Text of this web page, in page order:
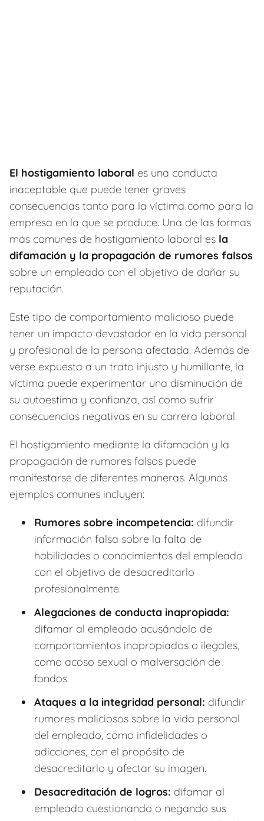
El hostigamiento laboral es una conducta
inaceptable que puede tener graves
consecuencias tanto para la víctima como para la
empresa en la que se produce. Una de las formas
más comunes de hostigamiento laboral es la
difamación y la propagación de rumores falsos
sobre un empleado con el objetivo de dañar su
reputación.
Este tipo de comportamiento malicioso puede
tener un impacto devastador en la vida personal
y profesional de la persona afectada. Además de
verse expuesta a un trato injusto y humillante, la
víctima puede experimentar una disminución de
su autoestima y confianza, así como sufrir
consecuencias negativas en su carrera laboral.
El hostigamiento mediante la difamación y la
propagación de rumores falsos puede
manifestarse de diferentes maneras. Algunos
ejemplos comunes incluyen:
Rumores sobre incompetencia: difundir
información falsa sobre la falta de
habilidades o conocimientos del empleado
con el objetivo de desacreditarlo
profesionalmente.
Alegaciones de conducta inapropiada:
difamar al empleado acusándolo de
comportamientos inapropiados o ilegales,
como acoso sexual o malversación de
fondos.
Ataques a la integridad personal: difundir
rumores maliciosos sobre la vida personal
del empleado, como infidelidades o
adicciones, con el propósito de
desacreditarlo y afectar su imagen.
Desacreditación de logros: difamar al
empleado cuestionando o negando sus